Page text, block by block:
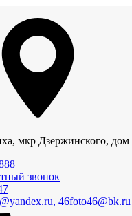
мкр Дзержинского, дом
звонок
46foto46@bk.ru